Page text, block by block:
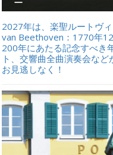
2027年は、楽聖ルートヴ
van Beethoven：1770年
200年にあたる記念すべき
ト、交響曲全曲演奏会な
お見逃しなく！